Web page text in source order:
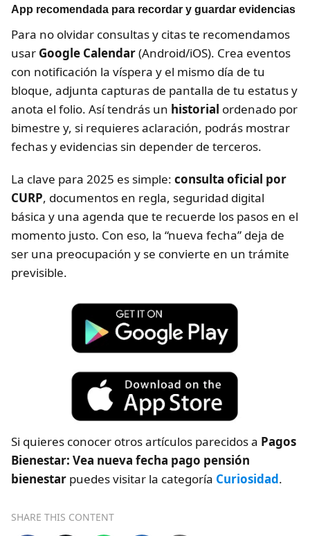
App recomendada para recordar y guardar evidencias
Para no olvidar consultas y citas te recomendamos
usar Google Calendar(Android/iOS). Crea eventos
con notificación la víspera y el mismo día de tu
bloque, adjunta capturas de pantalla de tu estatus y
anota el folio. Así tendrás un historial ordenado por
bimestre y, si requieres aclaración, podrás mostrar
fechas y evidencias sin depender de terceros.
La clave para 2025 es simple: consulta oficial por
CURP, documentos en regla, seguridad digital
básica y una agenda que te recuerde los pasos en el
momento justo. Con eso, la “nueva fecha” deja de
ser una preocupación y se convierte en un trámite
previsible.
Si quieres conocer otros artículos parecidos a Pagos
Bienestar: Vea nueva fecha pago pensión
bienestar puedes visitar la categoría Curiosidad.
SHARE THIS CONTENT